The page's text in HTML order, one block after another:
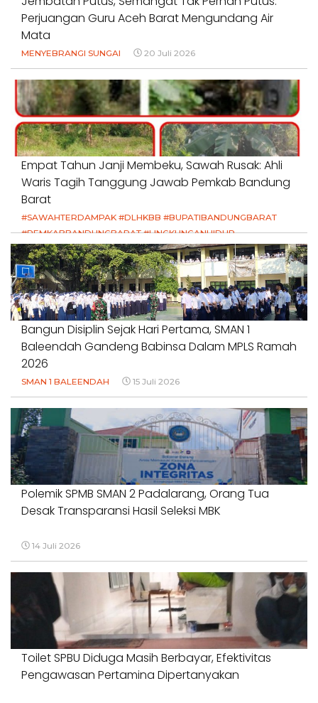
Perjuangan Guru Aceh Barat Mengundang Air
Mata
MENYEBRANGI SUNGAI 20 Juli 2026
Empat Tahun Janji Membeku, Sawah Rusak: Ahli
Waris Tagih Tanggung Jawab Pemkab Bandung
Barat
#SAWAHTERDAMPAK #DLHKBB #BUPATIBANDUNGBARAT
#PEMKABBANDUNGBARAT #LINGKUNGANHIDUP
#HAKPETANI #KEADILANUNTUKPETANI
#NORMALISASISALURAN #IRIGASIRUSAK
#DUGAANPENCEMARAN #AKUNTABILITASPEMERINTAH
18 Juli 2026
Bangun Disiplin Sejak Hari Pertama, SMAN 1
Baleendah Gandeng Babinsa Dalam MPLS Ramah
2026
SMAN 1 BALEENDAH 15 Juli 2026
Polemik SPMB SMAN 2 Padalarang, Orang Tua
Desak Transparansi Hasil Seleksi MBK
14 Juli 2026
Toilet SPBU Diduga Masih Berbayar, Efektivitas
Pengawasan Pertamina Dipertanyakan